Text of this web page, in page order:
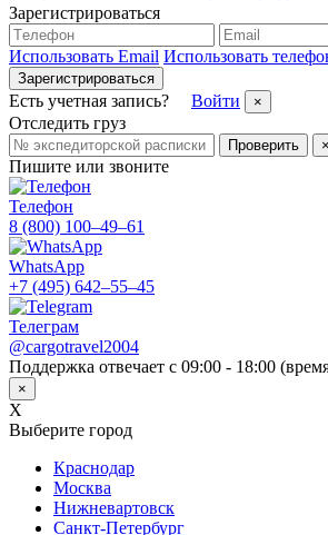
Зарегистрироваться
Использовать Email Использовать
Зарегистрироваться
Есть учетная запись? Войти ×
Отследить груз
Проверить ×
Пишите или звоните
Телефон
8 (800) 100–49–61
WhatsApp
+7 (495) 642–55–45
Телеграм
@cargotravel2004
Поддержка отвечает с 09:00 - 18:00
×
X
Выберите город
Краснодар
Москва
Нижневартовск
Санкт-Петербург